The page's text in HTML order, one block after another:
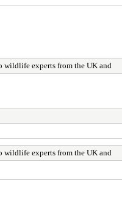
wildlife experts from the UK and
wildlife experts from the UK and